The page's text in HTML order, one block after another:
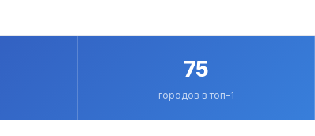
75
городов в топ-1